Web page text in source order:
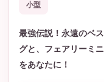
小型
最強伝説！永遠のベ
グと、フェアリーミ
をあなたに！